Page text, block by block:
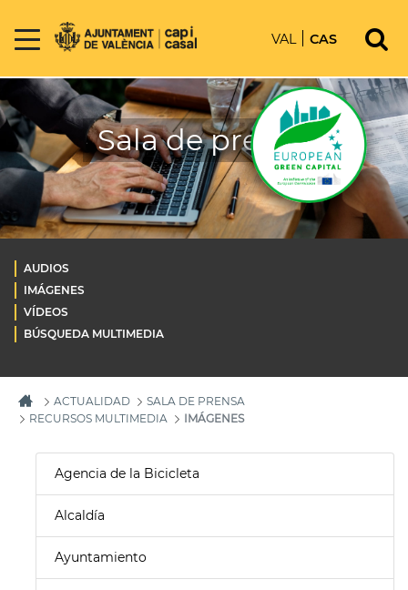
VAL CAS
Sala de prensa
AUDIOS
IMÁGENES
VÍDEOS
BÚSQUEDA MULTIMEDIA
ACTUALIDAD
SALA DE PRENSA
RECURSOS MULTIMEDIA
IMÁGENES
Agencia de la Bicicleta
Alcaldía
Ayuntamiento